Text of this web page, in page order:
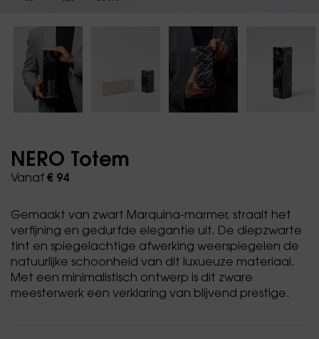
NERO Totem
Vanaf € 94
Gemaakt van zwart Marquina-marmer, straalt het
verfijning en gedurfde elegantie uit. De diepzwarte
tint en spiegelachtige afwerking weerspiegelen de
natuurlijke schoonheid van dit luxueuze materiaal.
Met een minimalistisch ontwerp is dit zware
meesterwerk een verklaring van blijvend prestige.